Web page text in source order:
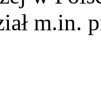
m.in.